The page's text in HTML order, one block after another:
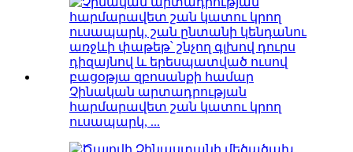
Չինական արտադրության
հարմարավետ շան կատու կրող
ուսապարկ, ...